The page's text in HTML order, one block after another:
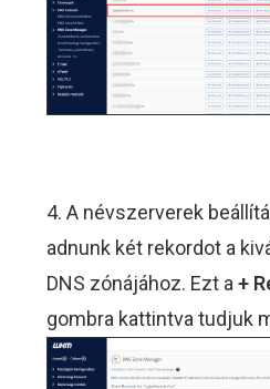
4. A névszerverek
adnunk két rekordot a
DNS zónájához. Ezt a+
gombra kattintva tudjuk